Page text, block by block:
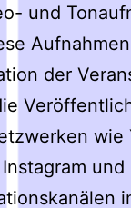
und
der
wie